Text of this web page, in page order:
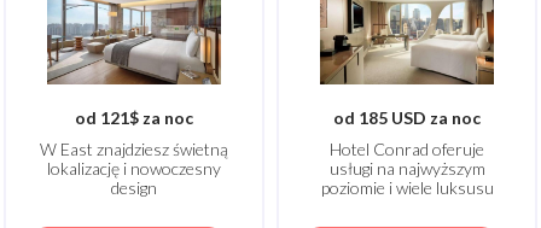
od 121$ za noc
W East znajdziesz świetną
lokalizację i nowoczesny
design
od 185 USD za noc
Hotel Conrad oferuje
usługi na najwyższym
poziomie i wiele luksusu